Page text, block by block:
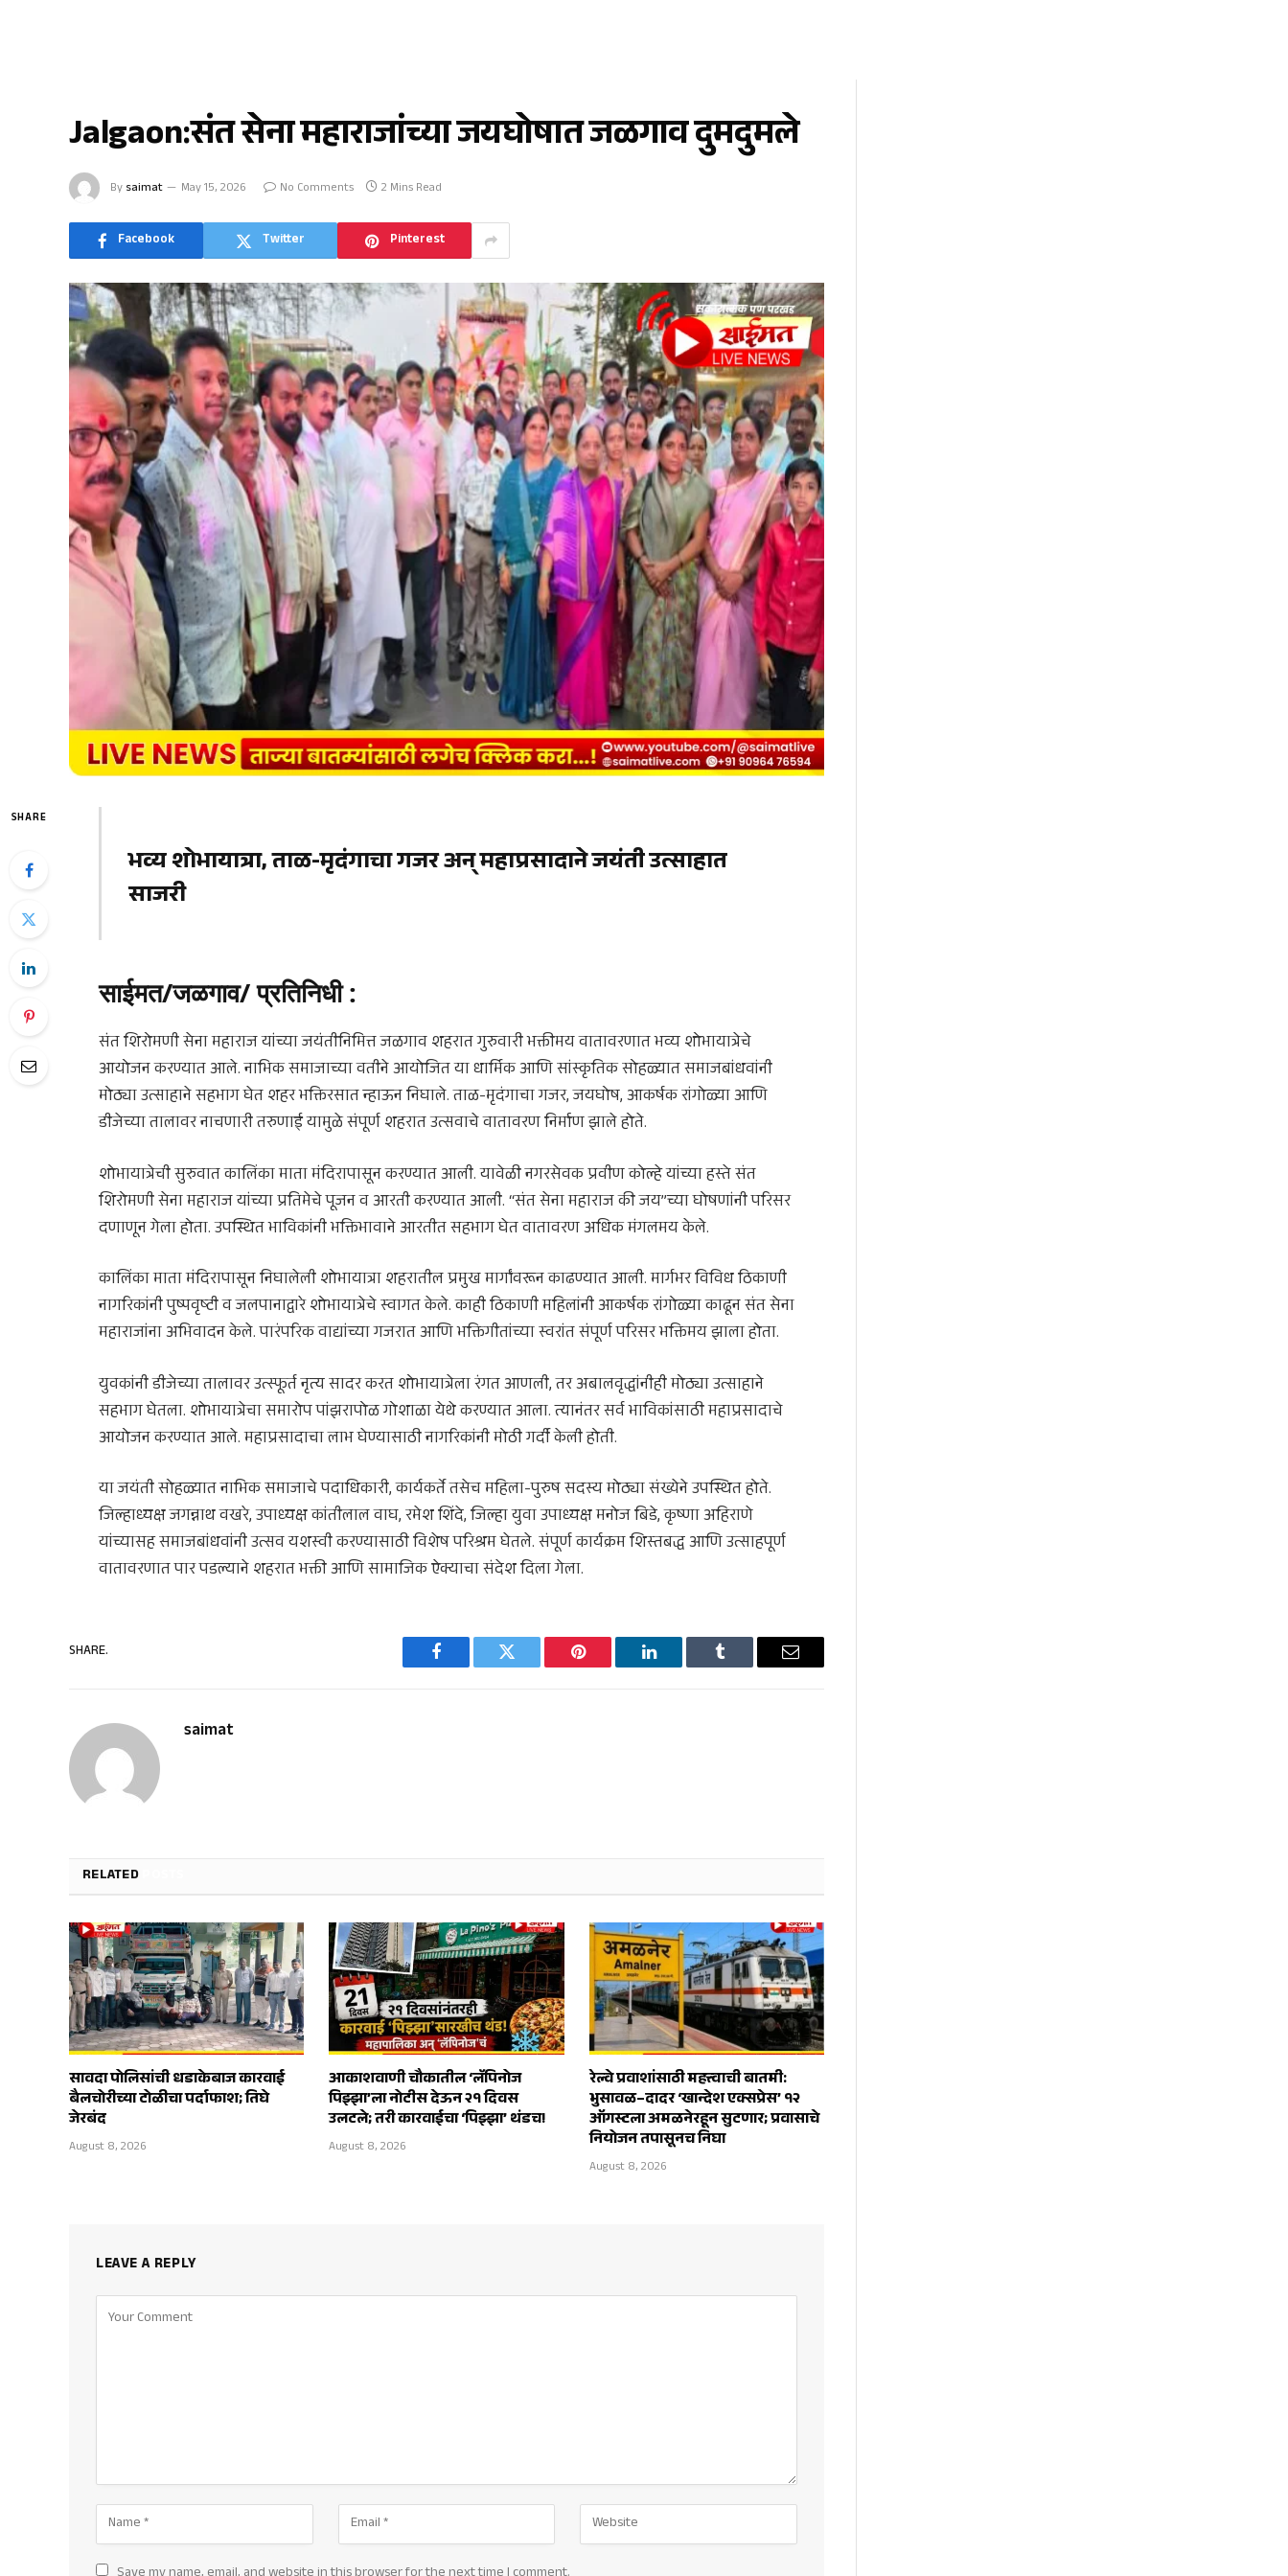
Jalgaon:संत सेना महाराजांच्या जयघोषात जळगाव दुमदुमले
By saimat May 15, 2026 No Comments 2 Mins Read
Facebook Twitter Pinterest
SHARE
भव्य शोभायात्रा, ताळ-मृदंगाचा गजर अन् महाप्रसादाने जयंती उत्साहात
साजरी
साईमत/जळगाव/ प्रतिनिधी:
संत शिरोमणी सेना महाराज यांच्या जयंतीनिमित्त जळगाव शहरात गुरुवारी भक्तीमय वातावरणात भव्य शोभायात्रेचे
आयोजन करण्यात आले. नाभिक समाजाच्या वतीने आयोजित या धार्मिक आणि सांस्कृतिक सोहळ्यात समाजबांधवांनी
मोठ्या उत्साहाने सहभाग घेत शहर भक्तिरसात न्हाऊन निघाले. ताळ-मृदंगाचा गजर, जयघोष, आकर्षक रांगोळ्या आणि
डीजेच्या तालावर नाचणारी तरुणाई यामुळे संपूर्ण शहरात उत्सवाचे वातावरण निर्माण झाले होते.
शोभायात्रेची सुरुवात कालिंका माता मंदिरापासून करण्यात आली. यावेळी नगरसेवक प्रवीण कोल्हे यांच्या हस्ते संत
शिरोमणी सेना महाराज यांच्या प्रतिमेचे पूजन व आरती करण्यात आली. “संत सेना महाराज की जय”च्या घोषणांनी परिसर
दणाणून गेला होता. उपस्थित भाविकांनी भक्तिभावाने आरतीत सहभाग घेत वातावरण अधिक मंगलमय केले.
कालिंका माता मंदिरापासून निघालेली शोभायात्रा शहरातील प्रमुख मार्गांवरून काढण्यात आली. मार्गभर विविध ठिकाणी
नागरिकांनी पुष्पवृष्टी व जलपानाद्वारे शोभायात्रेचे स्वागत केले. काही ठिकाणी महिलांनी आकर्षक रांगोळ्या काढून संत सेना
महाराजांना अभिवादन केले. पारंपरिक वाद्यांच्या गजरात आणि भक्तिगीतांच्या स्वरांत संपूर्ण परिसर भक्तिमय झाला होता.
युवकांनी डीजेच्या तालावर उत्स्फूर्त नृत्य सादर करत शोभायात्रेला रंगत आणली, तर अबालवृद्धांनीही मोठ्या उत्साहाने
सहभाग घेतला. शोभायात्रेचा समारोप पांझरापोळ गोशाळा येथे करण्यात आला. त्यानंतर सर्व भाविकांसाठी महाप्रसादाचे
आयोजन करण्यात आले. महाप्रसादाचा लाभ घेण्यासाठी नागरिकांनी मोठी गर्दी केली होती.
या जयंती सोहळ्यात नाभिक समाजाचे पदाधिकारी, कार्यकर्ते तसेच महिला-पुरुष सदस्य मोठ्या संख्येने उपस्थित होते.
जिल्हाध्यक्ष जगन्नाथ वखरे, उपाध्यक्ष कांतीलाल वाघ, रमेश शिंदे, जिल्हा युवा उपाध्यक्ष मनोज बिडे, कृष्णा अहिराणे
यांच्यासह समाजबांधवांनी उत्सव यशस्वी करण्यासाठी विशेष परिश्रम घेतले. संपूर्ण कार्यक्रम शिस्तबद्ध आणि उत्साहपूर्ण
वातावरणात पार पडल्याने शहरात भक्ती आणि सामाजिक ऐक्याचा संदेश दिला गेला.
SHARE.
Facebook Twitter Pinterest LinkedIn Tumblr Email
saimat
RELATED
सावदा पोलिसांची धडाकेबाज कारवाई
बैलचोरीच्या टोळीचा पर्दाफाश; तिघे
जेरबंद
August 8, 2026
आकाशवाणी चौकातील ‘लॅपिनोज
पिझ्झा’ला नोटीस देऊन २१ दिवस
उलटले; तरी कारवाईचा ‘पिझ्झा’ थंडच!
August 8, 2026
रेल्वे प्रवाशांसाठी महत्त्वाची बातमी:
भुसावळ–दादर ‘खान्देश एक्सप्रेस’ १२
ऑगस्टला अमळनेरहून सुटणार; प्रवासाचे
नियोजन तपासूनच निघा
August 8, 2026
LEAVE A REPLY